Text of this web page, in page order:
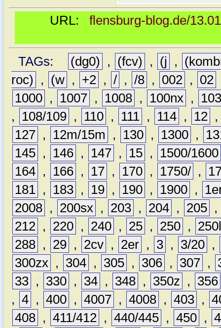
URL: flensburg-blog.de/
TAGs: (dg0) , (fcv) , (j ,
roc)
, (w , +2 , / , /8 , 002 , 02
1000 , 1007 , 1008 , 100nx ,
,
108/109 , 110 , 111 , 114 , 12
127 , 12m/15m , 130 , 1300 ,
145 , 146 , 147 , 15 ,
1500/1600
164 , 166 , 17 , 170 , 1750/ ,
181 , 183 , 19 , 190 , 1900 ,
2008 , 200sx , 203 , 204 , 205 ,
212 , 220 , 240 , 25 , 250 ,
288 , 29 , 2cv , 2er , 3 , 3/20 ,
300zx , 304 , 305 , 306 , 307 ,
33 , 330 , 34 , 348 , 350z ,
356
, 4 , 400 , 4007 , 4008 , 403 ,
408 , 411/412 , 440/445 , 450 ,